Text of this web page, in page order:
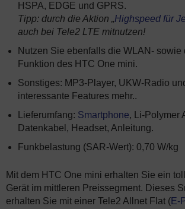
HSPA, EDGE und GPRS.
Tipp: durch die Aktion „Highspeed für
auch bei Tele2 LTE mitnutzen!
Nutzen Sie ebenfalls die WLAN- sowie
Funktion des HTC One mini.
Sonstiges: MP3-Player, UKW-Radio
interessante Features mehr..
Lieferumfang: Smartphone, Li-Polymer
Datenkabel, Headset, Anleitung.
Funkbelastung (SAR-Wert): 0,70 W/kg
Mit dem HTC One mini erhalten Sie ein
Gerät im mittleren Preissegment. Dieses
erhalten Sie mit einer Tele2 Allnet Flat (E-